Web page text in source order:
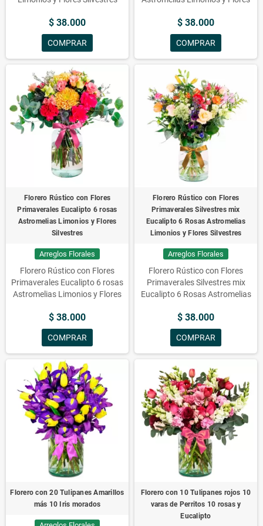
$ 38.000
COMPRAR
$ 38.000
COMPRAR
Florero Rústico con Flores
Primaverales Eucalipto 6 rosas
Astromelias Limonios y Flores
Silvestres
Arreglos Florales
Florero Rústico con Flores
Primaverales Eucalipto 6 rosas
Astromelias Limonios y Flores
$ 38.000
COMPRAR
Florero Rústico con Flores
Primaverales Silvestres mix
Eucalipto 6 Rosas Astromelias
Limonios y Flores Silvestres
Arreglos Florales
Florero Rústico con Flores
Primaverales Silvestres mix
Eucalipto 6 Rosas Astromelias
$ 38.000
COMPRAR
Florero con 20 Tulipanes Amarillos
más 10 Iris morados
Florero con 10 Tulipanes rojos 10
varas de Perritos 10 rosas y
Eucalipto